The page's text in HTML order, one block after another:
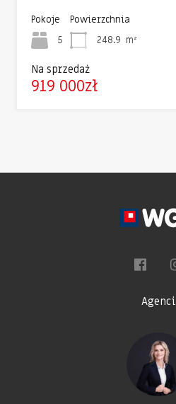
Pokoje
5
Powierzchnia
248.9 m²
Na sprzedaż
919 000zł
Agenci